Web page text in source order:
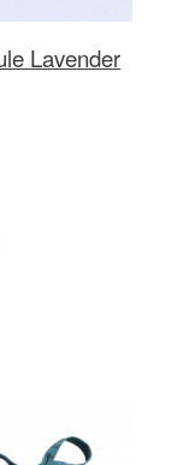
Lavender